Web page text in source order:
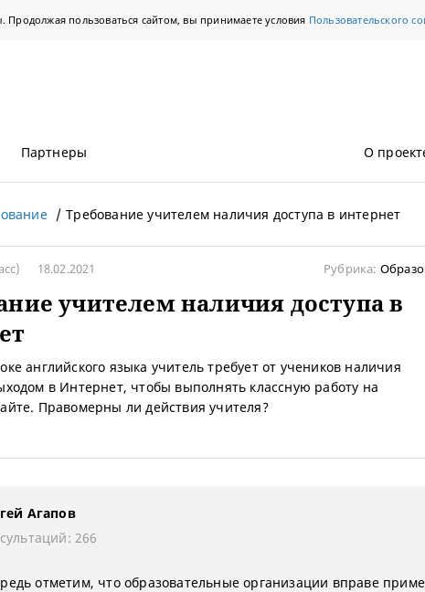
пользоваться сайтом, вы принимаете условия Пользовательского
Партнеры О
Требование учителем наличия доступа в интернет
18.02.2021 Рубрика:
учителем наличия доступа в
английского языка учитель требует от учеников наличия
в Интернет, чтобы выполнять классную работу на
Правомерны ли действия учителя?
Агапов
266
отметим, что образовательные организации вправе